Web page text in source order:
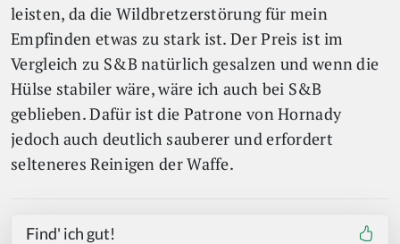
leisten, da die Wildbretzerstörung für mein
Empfinden etwas zu stark ist. Der Preis ist im
Vergleich zu S&B natürlich gesalzen und wenn die
Hülse stabiler wäre, wäre ich auch bei S&B
geblieben. Dafür ist die Patrone von Hornady
jedoch auch deutlich sauberer und erfordert
selteneres Reinigen der Waffe.
Find' ich gut!